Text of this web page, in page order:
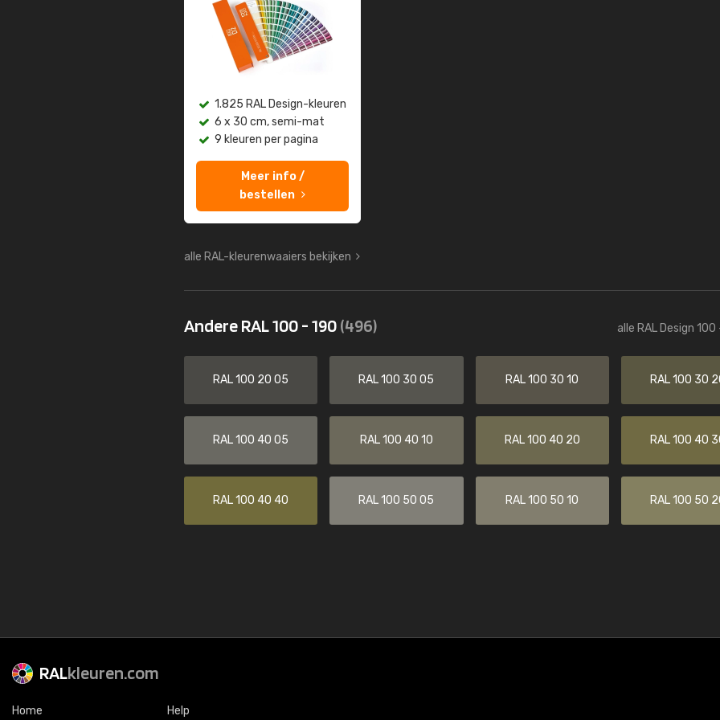
1.825 RAL Design-kleuren
6 x 30 cm, semi-mat
9 kleuren per pagina
Meer info /
bestellen
alle RAL-kleurenwaaiers bekijken
Andere RAL 100 - 190(496) alle RAL Design 100
RAL 100 20 05 RAL 100 30 05 RAL 100 30 10 RAL 100 30
RAL 100 40 05 RAL 100 40 10 RAL 100 40 20 RAL 100 40
RAL 100 40 40 RAL 100 50 05 RAL 100 50 10 RAL 100 50
RALkleuren.com
Home Help